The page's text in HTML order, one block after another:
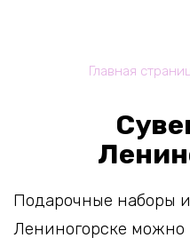
Главная
Подарочные наборы
Лениногорске можно